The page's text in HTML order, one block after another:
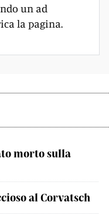
un ad
la pagina.
morto sulla
al Corvatsch